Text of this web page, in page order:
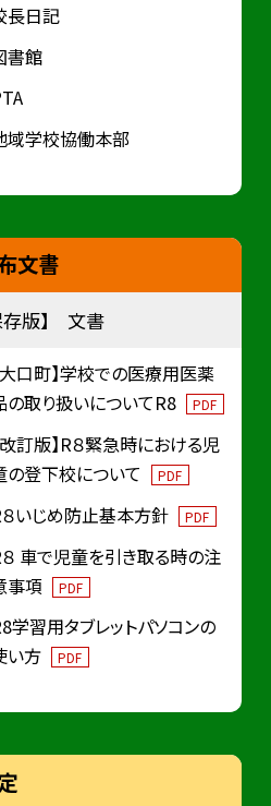
長日記
書館
域学校協働本部
文書
存版】 文書
大口町】学校での医療用医薬
の取り扱いについてR8
PDF
改訂版】R８緊急時における児
の登下校について
PDF
いじめ防止基本方針 PDF
車で児童を引き取る時の注
事項
PDF
学習用タブレットパソコンの
い方
PDF